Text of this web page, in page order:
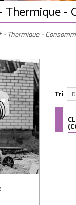
-
Thermique -
Tri